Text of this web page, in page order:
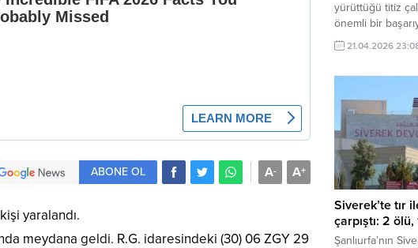
A+
A-
ABONE OL
yaralandı.
meydana geldi. R.G. idaresindeki (30) 06 ZGY 29
yürüttüğü titiz
önemli bir
ilçesinde
hakkında
teslim edildi.
Valiliği İl Basın
Müdürlüğü
göre; İl...
21.04.2026
Siverek’te tır
çarpıştı: 2 ölü,
Şanlıurfa’nın